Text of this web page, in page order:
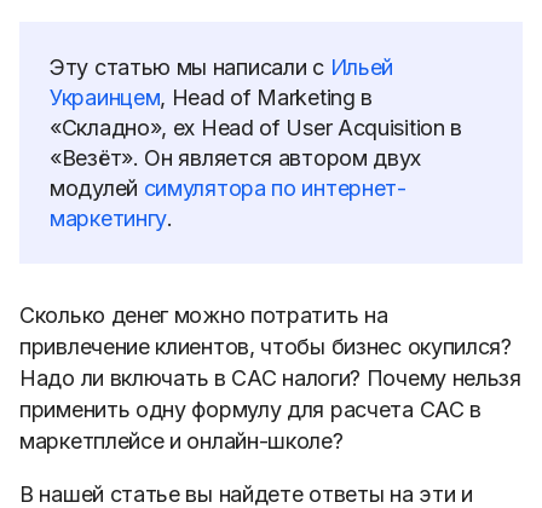
Эту статью мы написали с Ильей
Украинцем, Head of Marketing в
«Складно», ex Head of User Acquisition в
«Везёт». Он является автором двух
модулей симулятора по интернет-
маркетингу.
Сколько денег можно потратить на
привлечение клиентов, чтобы бизнес окупился?
Надо ли включать в САС налоги? Почему нельзя
применить одну формулу для расчета САС в
маркетплейсе и онлайн-школе?
В нашей статье вы найдете ответы на эти и